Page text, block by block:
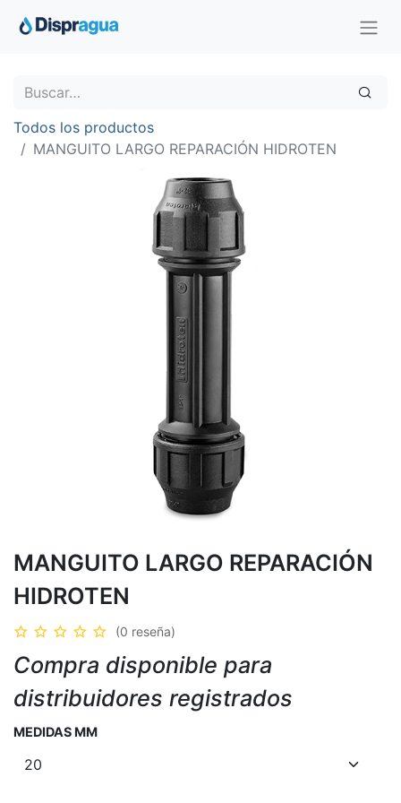
Todos los productos
MANGUITO LARGO REPARACIÓN HIDROTEN
MANGUITO LARGO REPARACIÓN
HIDROTEN
(0 reseña)
Compra disponible para
distribuidores registrados
MEDIDAS MM